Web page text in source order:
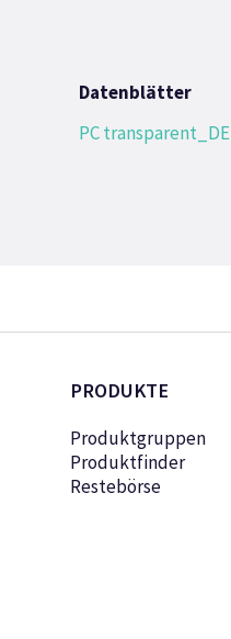
Datenblätter
PC transparent_DE
PRODUKTE
Produktgruppen
Produktfinder
Restebörse